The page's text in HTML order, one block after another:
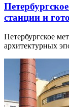
станции и
Петербургское
архитектурных